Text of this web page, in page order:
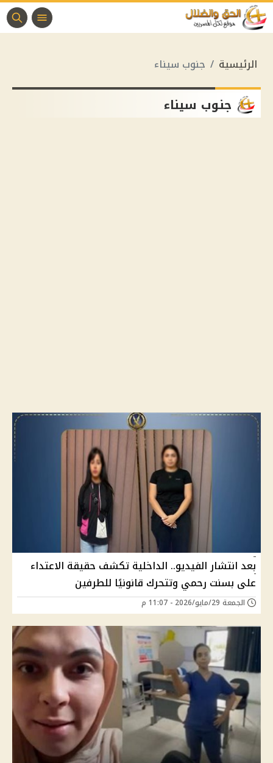
الرئيسية جنوب سيناء
جنوب سيناء
بعد انتشار الفيديو.. الداخلية تكشف حقيقة الاعتداء
على بسنت رحمي وتتحرك قانونيًا للطرفين
الجمعة 29/مايو/2026 - 11:07 م